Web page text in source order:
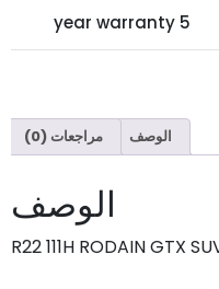
5 year warranty
الوصف مراجعات (0)
الوصف